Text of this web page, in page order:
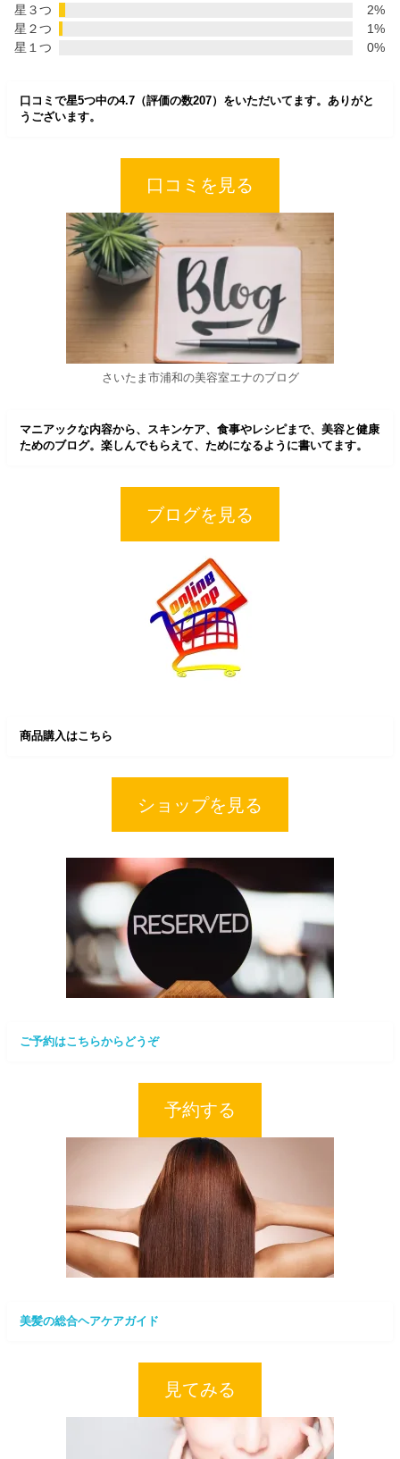
星３つ
2%
星２つ
1%
星１つ
0%
口コミで星5つ中の4.7（評価の数207）をいただいてます。ありがと
うございます。
口コミを見る
さいたま市浦和の美容室エナのブログ
マニアックな内容から、スキンケア、食事やレシピまで、美容と健康
ためのブログ。楽しんでもらえて、ためになるように書いてます。
ブログを見る
商品購入はこちら
ショップを見る
ご予約はこちらからどうぞ
予約する
美髪の総合ヘアケアガイド
見てみる